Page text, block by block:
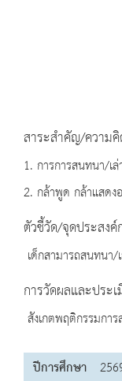
สาระสำคัญ/ความ
1. การการสนทนา/เ
2. กล้าพูด กล้าแสดง
ตัวชี้วัด/จุดประสงค์
เด็กสามารถสนทนา/
การวัดผลและประ
สังเกตพฤติกรรมกา
ปีการศึกษา